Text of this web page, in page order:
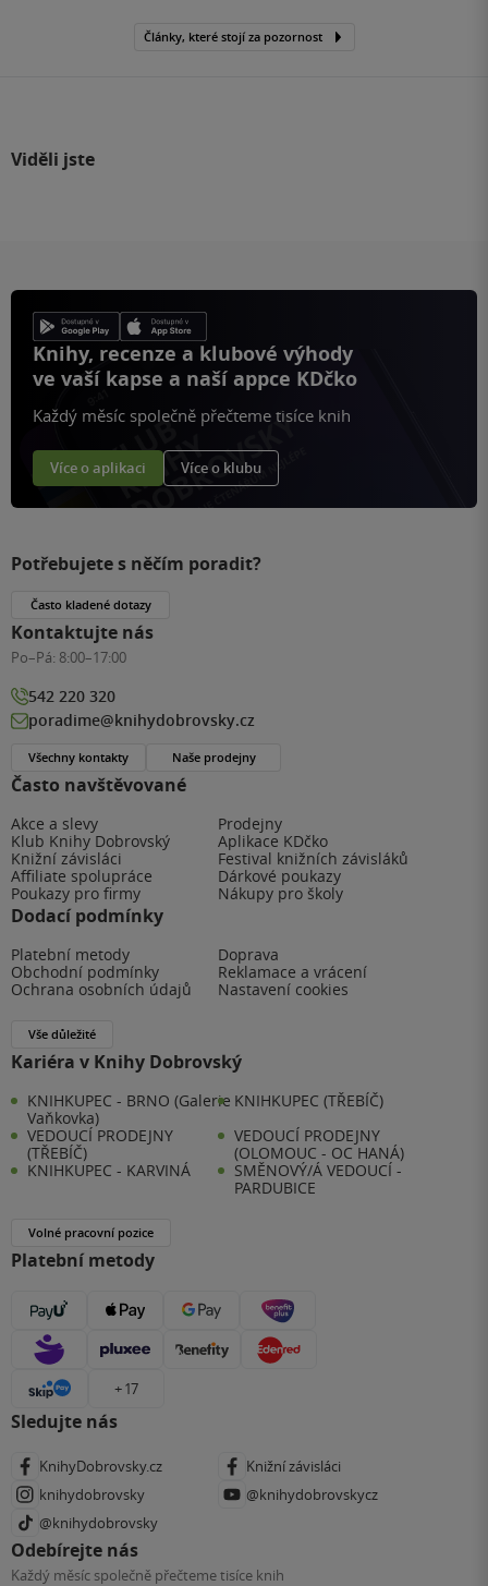
Články, které stojí za pozornost
Viděli jste
Knihy, recenze a klubové výhody
ve vaší kapse a naší appce KDčko
Každý měsíc společně přečteme tisíce knih
Více o aplikaci Více o klubu
Často navštěvované
Akce a slevy
Prodejny
Klub Knihy Dobrovský
Aplikace KDčko
Knižní závisláci
Festival knižních závisláků
Affiliate spolupráce
Dárkové poukazy
Poukazy pro firmy
Nákupy pro školy
Dodací podmínky
Platební metody
Doprava
Obchodní podmínky
Reklamace a vrácení
Ochrana osobních údajů
Nastavení cookies
Vše důležité
Kariéra v Knihy Dobrovský
KNIHKUPEC - BRNO (Galerie
Vaňkovka)
KNIHKUPEC (TŘEBÍČ)
VEDOUCÍ PRODEJNY
(TŘEBÍČ)
VEDOUCÍ PRODEJNY
(OLOMOUC - OC HANÁ)
KNIHKUPEC - KARVINÁ
SMĚNOVÝ/Á VEDOUCÍ -
PARDUBICE
Volné pracovní pozice
Platební metody
+ 17
Sledujte nás
KnihyDobrovsky.cz
Knižní závisláci
knihydobrovsky
@knihydobrovskycz
@knihydobrovsky
Odebírejte nás
Každý měsíc společně přečteme tisíce knih
Potřebujete s něčím poradit?
Často kladené dotazy
Kontaktujte nás
Po–Pá: 8:00–17:00
542 220 320
poradime@knihydobrovsky.cz
Všechny kontakty Naše prodejny